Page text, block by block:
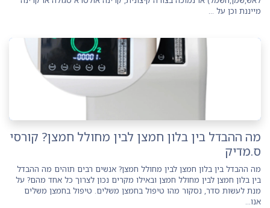
מייננת וכן על ...
מה ההבדל בין בלון חמצן לבין מחולל חמצן? קורסי
ס.מדיק
מה ההבדל בין בלון חמצן לבין מחולל חמצן? אנשים רבים תוהים מה ההבדל
בין בלון חמצן לבין מחולל חמצן ובאילו מקרים נכון לצרוך כל אחד מהם? על
מנת לעשות סדר, נסקור מהו טיפול בחמצן משלים. טיפול בחמצן משלים
אנו...